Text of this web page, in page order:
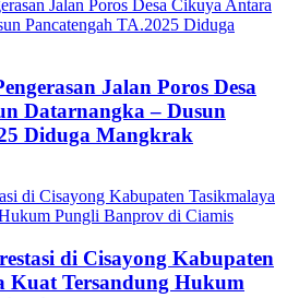
Jalan Poros Desa
Datarnangka – Dusun
Diduga Mangkrak
di Cisayong Kabupaten
Kuat Tersandung Hukum